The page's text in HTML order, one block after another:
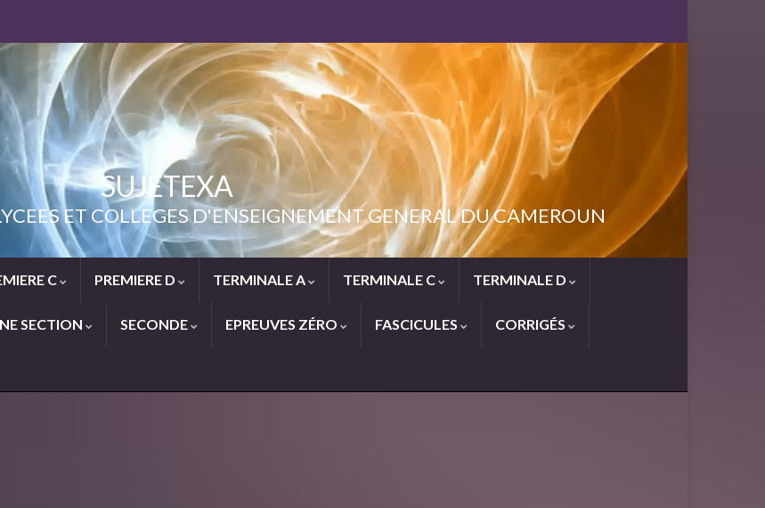
SUJETEXA
ET COLLEGES D'ENSEIGNEMENT GENERAL DU CAMEROUN
C PREMIERE D TERMINALE A TERMINALE C TERMINALE D
SECTION SECONDE EPREUVES ZÉRO FASCICULES CORRIGÉS